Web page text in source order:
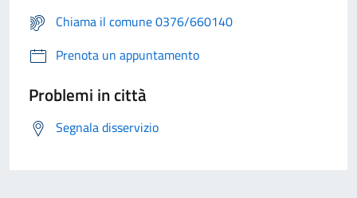
Chiama il comune 0376/660140
Prenota un appuntamento
Problemi in città
Segnala disservizio